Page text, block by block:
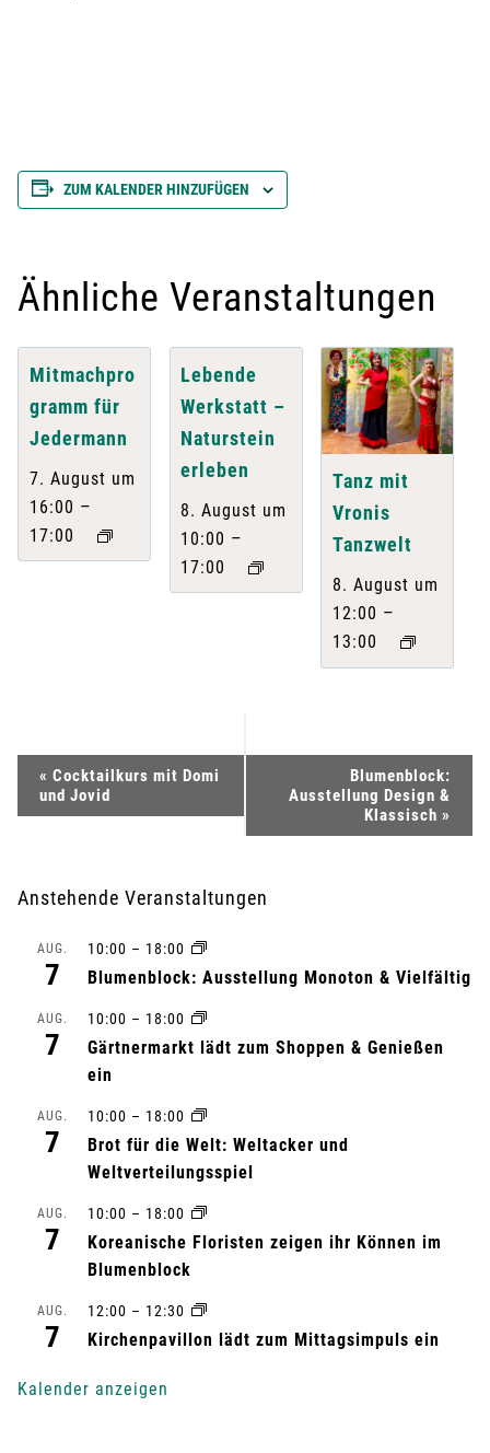
ZUM KALENDER HINZUFÜGEN
Ähnliche Veranstaltungen
Mitmachpro
gramm für
Jedermann
7. August um
16:00 –
17:00
Lebende
Werkstatt –
Naturstein
erleben
8. August um
10:00 –
17:00
Tanz mit
Vronis
Tanzwelt
8. August um
12:00 –
13:00
e
a
-
« Cocktailkurs mit Domi
und Jovid
Blumenblock:
Ausstellung Design &
Klassisch »
Anstehende Veranstaltungen
AUG.
7
10:00 – 18:00
Blumenblock: Ausstellung Monoton & Vielfältig
AUG.
7
10:00 – 18:00
Gärtnermarkt lädt zum Shoppen & Genießen
ein
AUG.
7
10:00 – 18:00
Brot für die Welt: Weltacker und
Weltverteilungsspiel
AUG.
7
10:00 – 18:00
Koreanische Floristen zeigen ihr Können im
Blumenblock
AUG.
7
12:00 – 12:30
Kirchenpavillon lädt zum Mittagsimpuls ein
Kalender anzeigen